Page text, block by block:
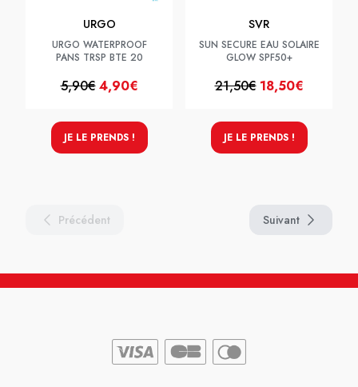
URGO
URGO WATERPROOF
PANS TRSP BTE 20
5,90€4,90€
JE LE PRENDS !
SVR
SUN SECURE EAU SOLAIRE
GLOW SPF50+
21,50€ 18,50€
JE LE PRENDS !
Précédent Suivant